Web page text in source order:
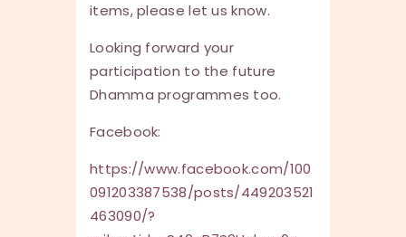
items, please let us know.
Looking forward your
participation to the future
Dhamma programmes too.
Facebook:
https://www.facebook.com/100
091203387538/posts/449203521
463090/?